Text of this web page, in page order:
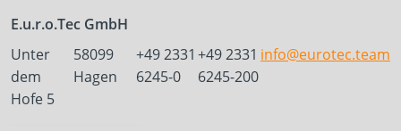
E.u.r.o.Tec GmbH
Unter
dem
Hofe 5
58099
Hagen
+49 2331
6245-0
+49 2331
6245-200
info@eurotec.team